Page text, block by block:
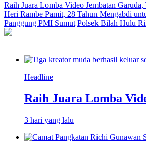
Raih Juara Lomba Video Jembatan
Heri Rambe Pamit, 28 Tahun Mengabdi
Panggung PMI Sumut Polsek Bilah Hulu
Headline
Raih Juara Lomba
3 hari yang lalu